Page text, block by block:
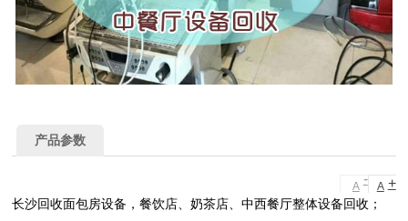
产品参数
A - A +
长沙回收面包房设备，餐饮店、奶茶店、中西餐厅整体设备回收；